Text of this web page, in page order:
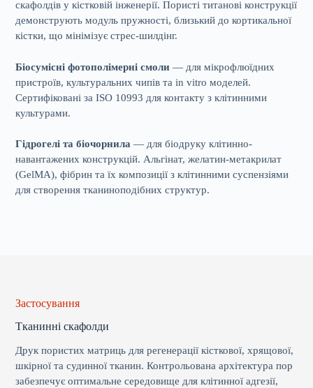
скафолдів у кістковій інженерії. Пористі титанові конструкції
демонструють модуль пружності, близький до кортикальної
кістки, що мінімізує стрес-шилдінг.
Біосумісні фотополімерні смоли — для мікрофлюїдних
пристроїв, культуральних чипів та in vitro моделей.
Сертифіковані за ISO 10993 для контакту з клітинними
культурами.
Гідрогелі та біочорнила — для біодруку клітинно-
навантажених конструкцій. Альгінат, желатин-метакрилат
(GelMA), фібрин та їх композиції з клітинними суспензіями
для створення тканиноподібних структур.
Застосування
Тканинні скафолди
Друк пористих матриць для регенерації кісткової, хрящової,
шкірної та судинної тканин. Контрольована архітектура пор
забезпечує оптимальне середовище для клітинної адгезії,